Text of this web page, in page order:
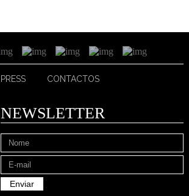
PRESS CONTACTOS
NEWSLETTER